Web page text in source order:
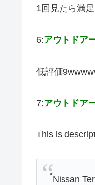
1回見たら満
6:アウトドア
低評価
7:アウトドア
This is
Nissan